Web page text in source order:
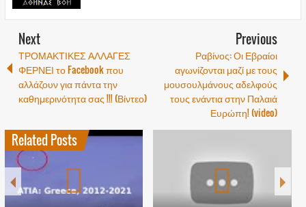
Next
ΤΡΟΜΑΚΤΙΚΕΣ ΑΛΛΑΓΕΣ
ΦΕΡΝΕΙ το Facebook που
αλλάζουν για πάντα την
καθημερινότητα σας !!! (Βίντεο)
Previous
Ραβίνος: Οι Εβραίοι
αγωνίζονται μαζί με τους
μουσουλμάνους αδελφούς
τους ενάντια στην Παλαιά
Ευρώπη! (video)
Related Posts